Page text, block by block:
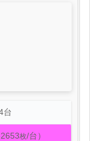
台
枚/台）